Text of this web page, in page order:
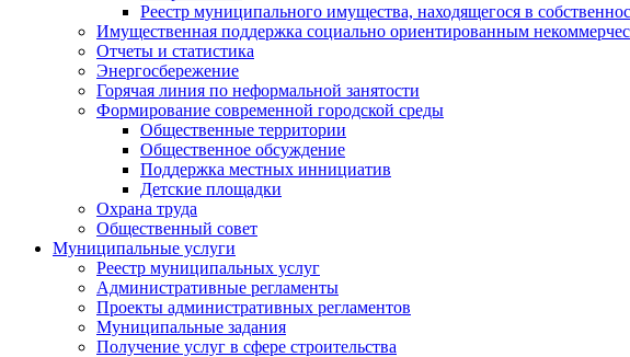
Реестр муниципального имущества, находящегося в
Имущественная поддержка социально ориентированным
Отчеты и статистика
Энергосбережение
Горячая линия по неформальной занятости
Формирование современной городской среды
Общественные территории
Общественное обсуждение
Поддержка местных иннициатив
Детские площадки
Охрана труда
Общественный совет
Муниципальные услуги
Реестр муниципальных услуг
Административные регламенты
Проекты административных регламентов
Муниципальные задания
Получение услуг в сфере строительства